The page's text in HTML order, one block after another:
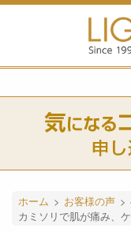
ホーム > お客様の声 >
カミソリで肌が痛み、